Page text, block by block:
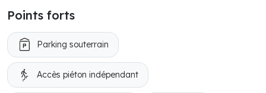
Points forts
Parking souterrain
Accès piéton indépendant